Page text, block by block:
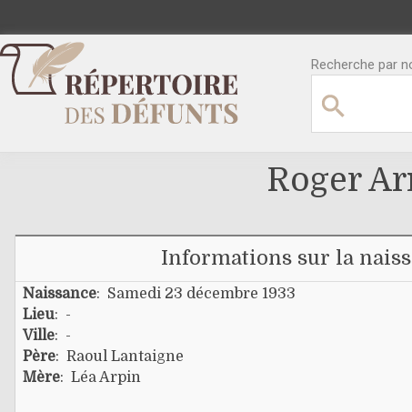
Recherche par
Roger
Informations sur la
Naissance: Samedi 23 décembre 1933
Lieu: -
Ville: -
Père: Raoul Lantaigne
Mère: Léa Arpin